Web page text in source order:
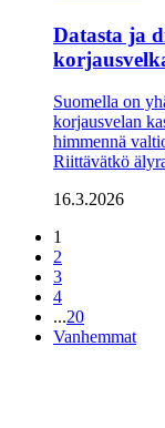
Datasta ja
Suomella on
korjausvelan
himmennä
Riittävätkö
16.3.2026
1
2
3
4
...20
Vanhemmat